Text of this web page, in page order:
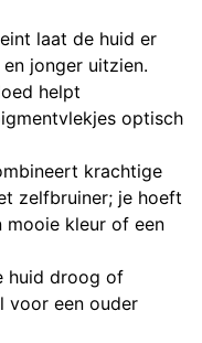
laat de huid er
jonger uitzien.
helpt
optisch
krachtige
zelfbruiner; je hoeft
mooie kleur of een
huid droog of
voor een ouder